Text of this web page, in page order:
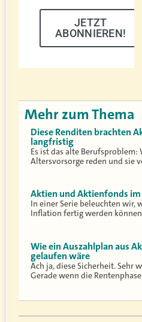
JETZT
ABONNIEREN!
Mehr zum Thema
Diese Renditen brachten
langfristig
Es ist das alte Berufsproblem:
Altersvorsorge reden und sie
Aktien und Aktienfonds
In einer Serie beleuchten wir,
Inflation fertig werden
Wie ein Auszahlplan aus
gelaufen wäre
Ach ja, diese Sicherheit. Sehr
Gerade wenn die